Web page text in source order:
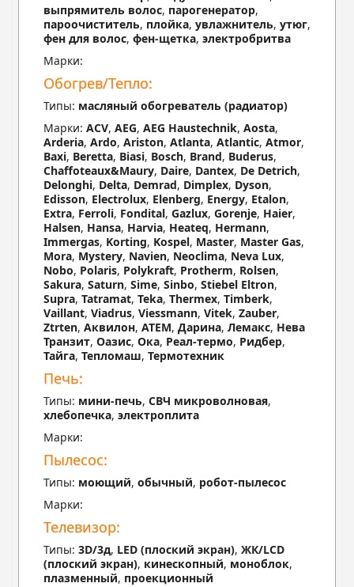
выпрямитель волос, парогенератор,
пароочиститель, плойка, увлажнитель, утюг,
фен для волос, фен-щетка, электробритва
Марки:
Обогрев/Тепло:
Типы: масляный обогреватель (радиатор)
Марки: ACV, AEG, AEG Haustechnik, Aosta,
Arderia, Ardo, Ariston, Atlanta, Atlantic, Atmor,
Baxi, Beretta, Biasi, Bosch, Brand, Buderus,
Chaffoteaux&Maury, Daire, Dantex, De Detrich,
Delonghi, Delta, Demrad, Dimplex, Dyson,
Edisson, Electrolux, Elenberg, Energy, Etalon,
Extra, Ferroli, Fondital, Gazlux, Gorenje, Haier,
Halsen, Hansa, Harvia, Heateq, Hermann,
Immergas, Korting, Kospel, Master, Master Gas,
Mora, Mystery, Navien, Neoclima, Neva Lux,
Nobo, Polaris, Polykraft, Protherm, Rolsen,
Sakura, Saturn, Sime, Sinbo, Stiebel Eltron,
Supra, Tatramat, Teka, Thermex, Timberk,
Vaillant, Viadrus, Viessmann, Vitek, Zauber,
Ztrten, Аквилон, АТЕМ, Дарина, Лемакс, Нева
Транзит, Оазис, Ока, Реал-термо, Ридбер,
Тайга, Тепломаш, Термотехник
Печь:
Типы: мини-печь, СВЧ микроволновая,
хлебопечка, электроплита
Марки:
Пылесос:
Типы: моющий, обычный, робот-пылесос
Марки:
Телевизор:
Типы: 3D/3д, LED (плоский экран), ЖК/LCD
(плоский экран), кинескопный, моноблок,
плазменный, проекционный